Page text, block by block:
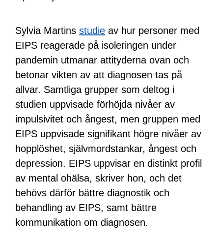
Sylvia Martinsstudie av hur personer med
EIPS reagerade på isoleringen under
pandemin utmanar attityderna ovan och
betonar vikten av att diagnosen tas på
allvar. Samtliga grupper som deltog i
studien uppvisade förhöjda nivåer av
impulsivitet och ångest, men gruppen med
EIPS uppvisade signifikant högre nivåer av
hopplöshet, självmordstankar, ångest och
depression. EIPS uppvisar en distinkt profil
av mental ohälsa, skriver hon, och det
behövs därför bättre diagnostik och
behandling av EIPS, samt bättre
kommunikation om diagnosen.